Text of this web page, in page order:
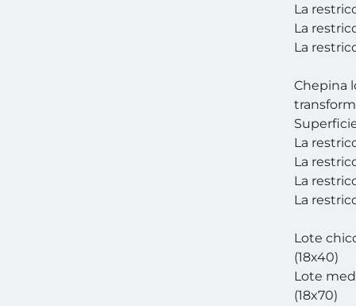
La
La
La
Chepina
La
La
La
La
Lote
(18x40)
Lote
(18x70)